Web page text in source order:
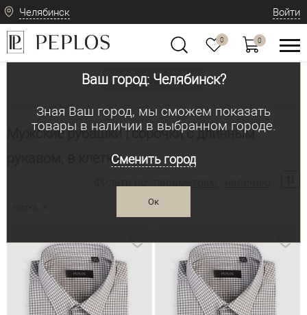
Челябинск
Ваш город: Челябинск?
Зная Ваш город, мы сможем показать
товары в наличии в выбранном городе.
Сменить город
Ок
Войти
0 0
Вид одежды
Мужская одежда: классическая и современная
Мужские рубашки | сорочки с длинным
рукавом, в клетку